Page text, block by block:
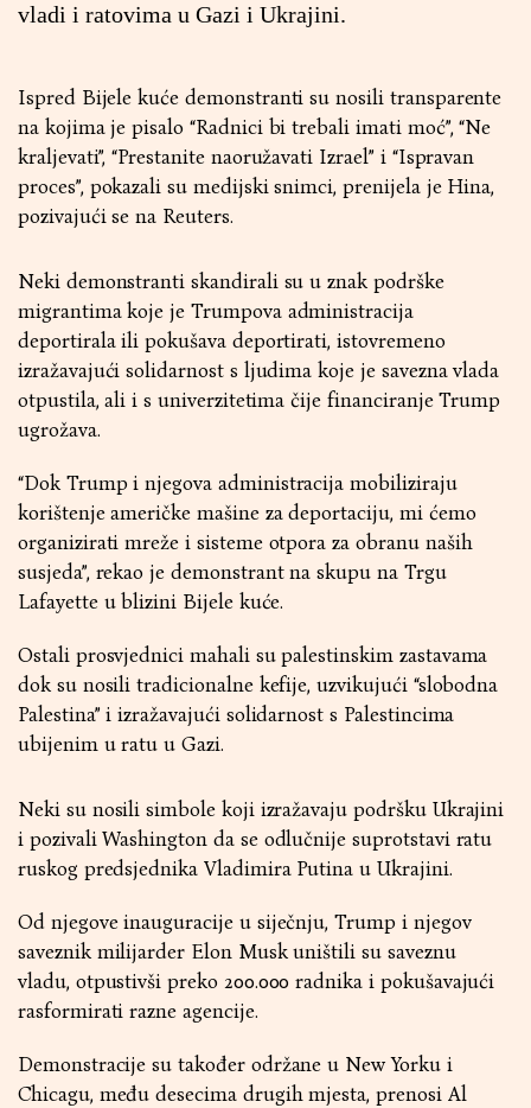
vladi i ratovima u Gazi i Ukrajini.
Ispred Bijele kuće demonstranti su nosili transparente
na kojima je pisalo “Radnici bi trebali imati moć”, “Ne
kraljevati”, “Prestanite naoružavati Izrael” i “Ispravan
proces”, pokazali su medijski snimci, prenijela je Hina,
pozivajući se na Reuters.
Neki demonstranti skandirali su u znak podrške
migrantima koje je Trumpova administracija
deportirala ili pokušava deportirati, istovremeno
izražavajući solidarnost s ljudima koje je savezna vlada
otpustila, ali i s univerzitetima čije financiranje Trump
ugrožava.
“Dok Trump i njegova administracija mobiliziraju
korištenje američke mašine za deportaciju, mi ćemo
organizirati mreže i sisteme otpora za obranu naših
susjeda”, rekao je demonstrant na skupu na Trgu
Lafayette u blizini Bijele kuće.
Ostali prosvjednici mahali su palestinskim zastavama
dok su nosili tradicionalne kefije, uzvikujući “slobodna
Palestina” i izražavajući solidarnost s Palestincima
ubijenim u ratu u Gazi.
Neki su nosili simbole koji izražavaju podršku Ukrajini
i pozivali Washington da se odlučnije suprotstavi ratu
ruskog predsjednika Vladimira Putina u Ukrajini.
Od njegove inauguracije u siječnju, Trump i njegov
saveznik milijarder Elon Musk uništili su saveznu
vladu, otpustivši preko 200.000 radnika i pokušavajući
rasformirati razne agencije.
Demonstracije su također održane u New Yorku i
Chicagu, među desecima drugih mjesta, prenosi Al